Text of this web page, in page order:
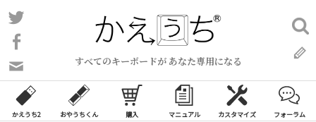
コ
ン
ン
ツ
すべてのキーボードが あなた専用になる
い
合
わ
検
索:
かえうち2 おやうちくん 購入 マニュアル カスタマイズ フォーラム